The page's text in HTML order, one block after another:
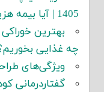
1405 | آیا بیمه هزینه ایمپلنت را می‌دهد؟
بهترین
چه غذایی
ویژگی‌های
گفتاردرمانی